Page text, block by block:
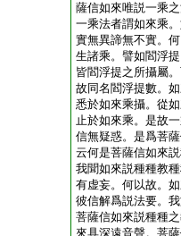
薩信如來唯説一乘
一乘法者謂如來乘
實無異諦無不實。
生諸乘。譬如閻浮
皆閻浮提之所攝屬
故同名閻浮提數。
悉於如來乘攝。從
止於如來乘。是故
信無疑惑。是爲菩
云何是菩薩信如來
我聞如來説種種教
有虚妄。何以故。
彼信解爲説法要。
菩薩信如來説種種
來具深遠音聲。菩